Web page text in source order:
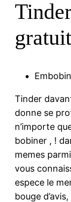
Tinder
donne se
n’importe
bobiner , !
memes
vous
espece le
bouge